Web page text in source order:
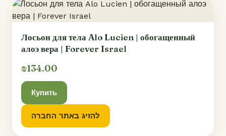
Лосьон для тела Alo Lucien | обогащенный
алоэ вера | Forever Israel
₪134.00
Купить
להזיג באתר החברה